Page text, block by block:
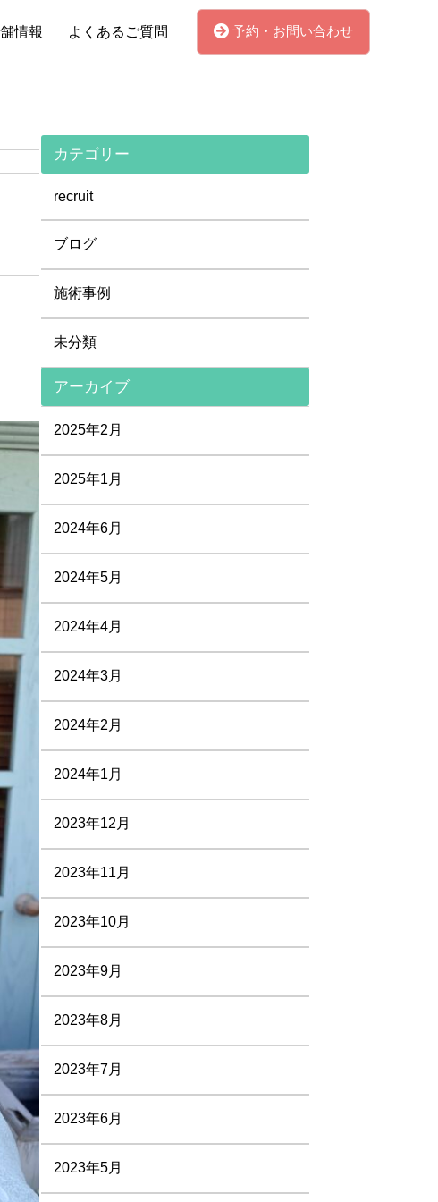
情報 よくあるご質問 予約・お問い合わせ
カテゴリー
recruit
ブログ
施術事例
未分類
アーカイブ
2025年2月
2025年1月
2024年6月
2024年5月
2024年4月
2024年3月
2024年2月
2024年1月
2023年12月
2023年11月
2023年10月
2023年9月
2023年8月
2023年7月
2023年6月
2023年5月